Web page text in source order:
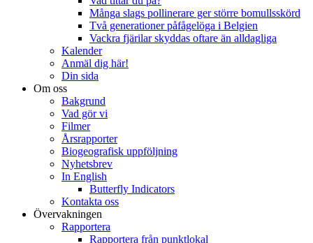
Många slags pollinerare ger större bomullsskörd
Två generationer påfågelöga i Belgien
Vackra fjärilar skyddas oftare än alldagliga
Kalender
Anmäl dig här!
Din sida
Om oss
Bakgrund
Vad gör vi
Filmer
Årsrapporter
Biogeografisk uppföljning
Nyhetsbrev
In English
Butterfly Indicators
Kontakta oss
Övervakningen
Rapportera
Rapportera från punktlokal